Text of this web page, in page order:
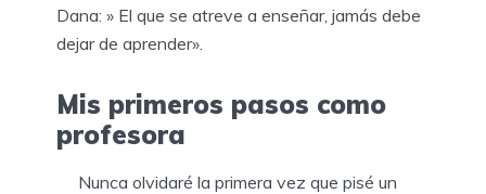
Dana: » El que se atreve a enseñar, jamás debe
dejar de aprender».
Mis primeros pasos como
profesora
Nunca olvidaré la primera vez que pisé un